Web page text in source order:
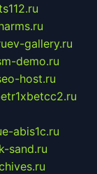
ev-gallery.ru
demo.ru
host.ru
e-abis1c.ru
sand.ru